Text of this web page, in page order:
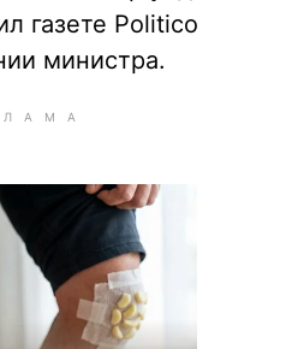
газете Politico
министра.